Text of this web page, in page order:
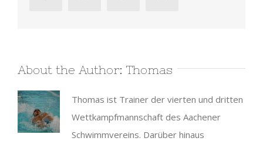
About the Author: Thomas
Thomas ist Trainer der vierten und dritten
Wettkampfmannschaft des Aachener
Schwimmvereins. Darüber hinaus